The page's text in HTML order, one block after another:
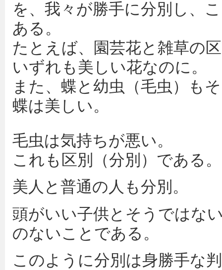
を、我々が勝手に分別し、
ある。
たとえば、園芸花と雑草の
いずれも美しい花なのに。
また、蝶と幼虫（毛虫）も
蝶は美しい。
毛虫は気持ちが悪い。
これも区別（分別）である。
美人と普通の人も分別。
頭がいい子供とそうではな
のないことである。
このように分別は身勝手な